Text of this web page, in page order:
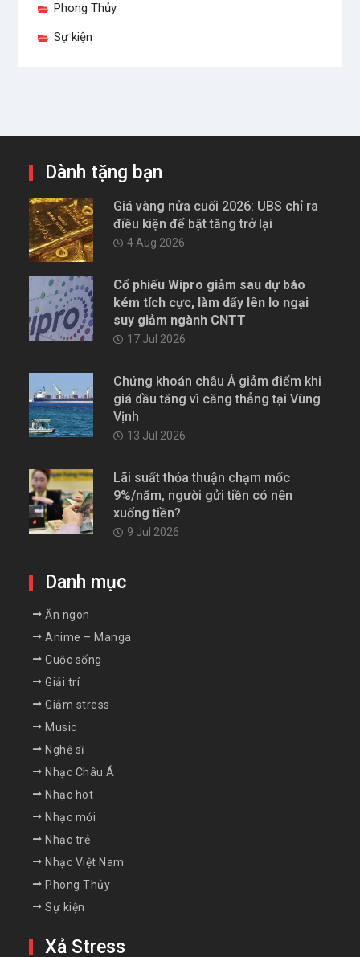
Phong Thủy
Sự kiện
Dành tặng bạn
Giá vàng nửa cuối 2026: UBS chỉ ra
điều kiện để bật tăng trở lại
4 Aug 2026
Cổ phiếu Wipro giảm sau dự báo
kém tích cực, làm dấy lên lo ngại
suy giảm ngành CNTT
17 Jul 2026
Chứng khoán châu Á giảm điểm khi
giá dầu tăng vì căng thẳng tại Vùng
Vịnh
13 Jul 2026
Lãi suất thỏa thuận chạm mốc
9%/năm, người gửi tiền có nên
xuống tiền?
9 Jul 2026
Danh mục
Ăn ngon
Anime – Manga
Cuộc sống
Giải trí
Giảm stress
Music
Nghệ sĩ
Nhạc Châu Á
Nhạc hot
Nhạc mới
Nhạc trẻ
Nhạc Việt Nam
Phong Thủy
Sự kiện
Xả Stress